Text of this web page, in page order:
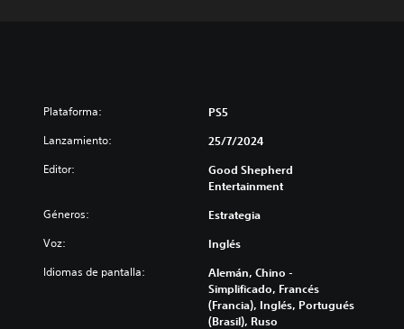
Plataforma: PS5
Lanzamiento: 25/7/2024
Editor:
Good Shepherd
Entertainment
Géneros: Estrategia
Voz: Inglés
Idiomas de pantalla:
Alemán, Chino -
Simplificado, Francés
(Francia), Inglés, Portugués
(Brasil), Ruso